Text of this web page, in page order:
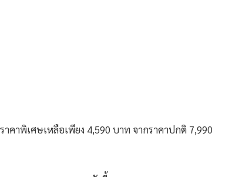
ราคาพิเศษเหลือเพียง 4,590 บาท จากราคาปกติ 7,990